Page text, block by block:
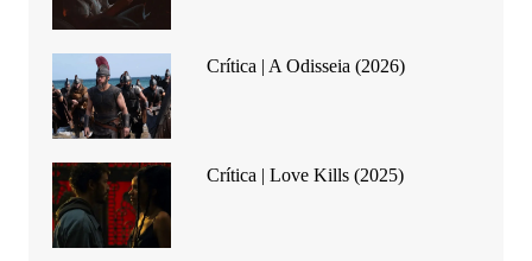
Crítica | A Odisseia (2026)
Crítica | Love Kills (2025)